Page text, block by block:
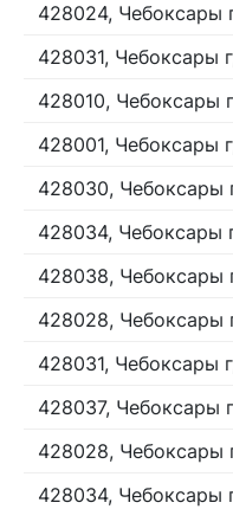
428024, Чебоксары
428031, Чебоксары
428010, Чебоксары
428001, Чебоксары
428030, Чебоксары
428034, Чебоксары
428038, Чебоксары
428028, Чебоксары
428031, Чебоксары
428037, Чебоксары
428028, Чебоксары
428034, Чебоксары